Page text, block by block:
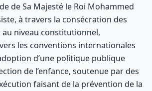
de Sa Majesté le Roi Mohammed
à travers la consécration des
au niveau constitutionnel,
les conventions internationales
d’une politique publique
de l’enfance, soutenue par des
faisant de la prévention de la